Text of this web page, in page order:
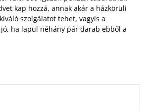
kap hozzá, annak akár a házkörüli
szolgálatot tehet, vagyis a
ha lapul néhány pár darab ebből a